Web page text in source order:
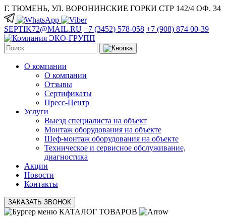
Г. ТЮМЕНЬ, УЛ. ВОРОНИНСКИЕ ГОРКИ СТР 142/4 ОФ. 34
SEPTIK72@MAIL.RU +7 (3452) 578-058 +7 (908) 874 00-39
О компании
О компании
Отзывы
Сертификаты
Пресс-Центр
Услуги
Выезд специалиста на объект
Монтаж оборудования на объекте
Шеф-монтаж оборудования на объекте
Техническое и сервисное обслуживание,
диагностика
Акции
Новости
Контакты
ЗАКАЗАТЬ ЗВОНОК
КАТАЛОГ ТОВАРОВ